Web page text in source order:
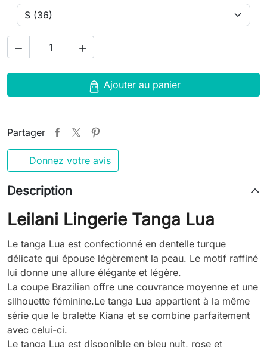
 
Ajouter au panier
Partager
Donnez votre avis
Description
Leilani Lingerie Tanga Lua
Le tanga Lua est confectionné en dentelle turque
délicate qui épouse légèrement la peau. Le motif raffiné
lui donne une allure élégante et légère.
La coupe Brazilian offre une couvrance moyenne et une
silhouette féminine.Le tanga Lua appartient à la même
série que le bralette Kiana et se combine parfaitement
avec celui-ci.
Le tanga Lua est disponible en bleu nuit, rose et